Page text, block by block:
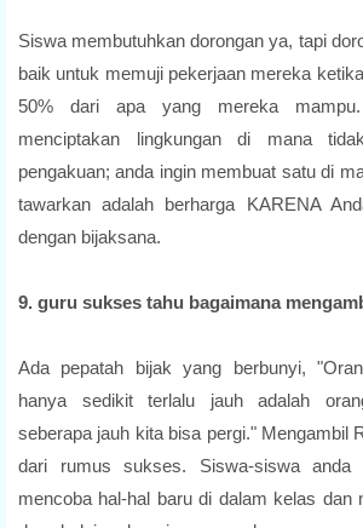
Siswa membutuhkan dorongan ya, tapi
baik untuk memuji pekerjaan mereka
50% dari apa yang mereka
menciptakan lingkungan di mana
pengakuan; anda ingin membuat satu di
tawarkan adalah berharga KARENA
dengan bijaksana.
9. guru sukses tahu bagaimana
Ada pepatah bijak yang berbunyi,
hanya sedikit terlalu jauh adalah
seberapa jauh kita bisa pergi." Mengambil
dari rumus sukses. Siswa-siswa anda
mencoba hal-hal baru di dalam kelas dan